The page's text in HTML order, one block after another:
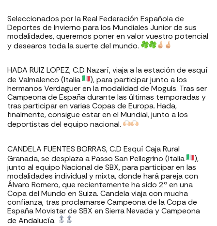
Seleccionados por la Real Federación Española de
Deportes de Invierno para los Mundiales Junior de sus
modalidades, queremos poner en valor vuestro potencial
y desearos toda la suerte del mundo.
HADA RUIZ LOPEZ, C.D Nazarí, viaja a la estación de esquí
de Valmalenco (Italia
), para participar junto a los
hermanos Verdaguer en la modalidad de Moguls. Tras ser
Campeona de España durante las últimas temporadas y
tras participar en varias Copas de Europa. Hada,
finalmente, consigue estar en el Mundial, junto a los
deportistas del equipo nacional.
CANDELA FUENTES BORRAS, C.D Esquí Caja Rural
Granada, se desplaza a Passo San Pellegrino (Italia
),
junto al equipo Nacional de SBX, para participar en las
modalidades individual y mixta, donde hará pareja con
Álvaro Romero, que recientemente ha sido 2º en una
Copa del Mundo en Suiza. Candela viaja con mucha
confianza, tras proclamarse Campeona de la Copa de
España Movistar de SBX en Sierra Nevada y Campeona
de Andalucía.